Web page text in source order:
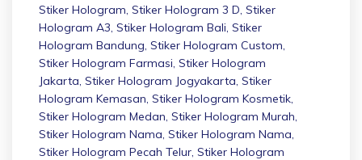
Stiker Hologram, Stiker Hologram 3 D, Stiker
Hologram A3, Stiker Hologram Bali, Stiker
Hologram Bandung, Stiker Hologram Custom,
Stiker Hologram Farmasi, Stiker Hologram
Jakarta, Stiker Hologram Jogyakarta, Stiker
Hologram Kemasan, Stiker Hologram Kosmetik,
Stiker Hologram Medan, Stiker Hologram Murah,
Stiker Hologram Nama, Stiker Hologram Nama,
Stiker Hologram Pecah Telur, Stiker Hologram